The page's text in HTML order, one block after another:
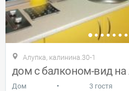
Алупка, калинина.30-1
дом с балконом-вид на
Дом • 3 гостя